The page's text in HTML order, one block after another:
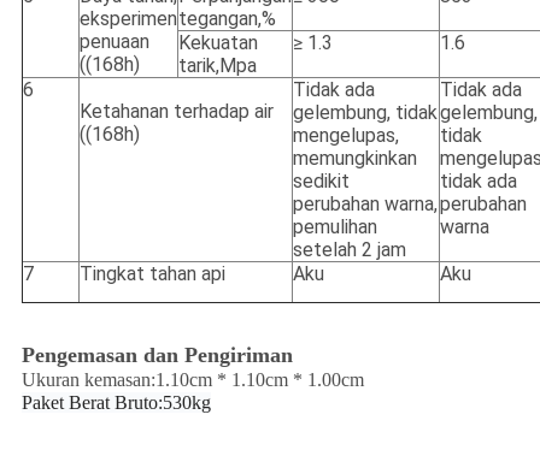
eksperimen
penuaan
((168h)
tegangan,%
Kekuatan
tarik,Mpa
≥ 1.3 1.6
6
Ketahanan terhadap air
((168h)
Tidak ada
gelembung, tidak
mengelupas,
memungkinkan
sedikit
perubahan warna,
pemulihan
setelah 2 jam
Tidak ada
gelembung,
tidak
tidak ada
perubahan
warna
7 Tingkat tahan api Aku Aku
Pengemasan dan Pengiriman
Ukuran kemasan:1.10cm * 1.10cm * 1.00cm
Paket Berat Bruto:530kg